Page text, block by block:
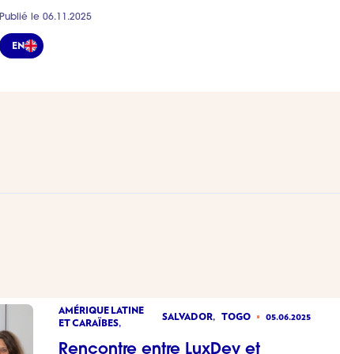
Publié le 06.11.2025
EN
AMÉRIQUE LATINE
ET CARAÏBES,
SALVADOR, TOGO 05.06.2025
Rencontre entre LuxDev et